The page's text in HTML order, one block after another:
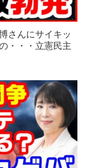
さんにサイキッ
・・・立憲民主